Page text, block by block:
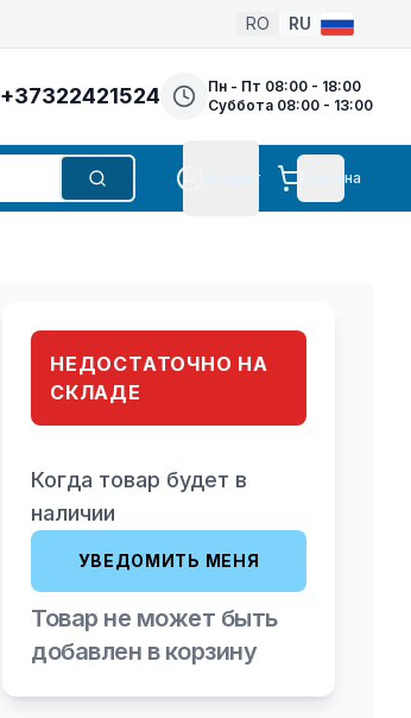
RO RU
+37322421524
Пн - Пт 08:00 - 18:00
Суббота 08:00 - 13:00
Поиск Аккаунт
Аккаунт Корзина
НЕДОСТАТОЧНО НА
СКЛАДЕ
Когда товар будет в
наличии
УВЕДОМИТЬ МЕНЯ
Товар не может быть
добавлен в корзину